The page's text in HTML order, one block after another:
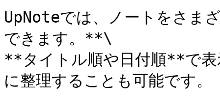
UpNoteでは、ノートをさま
できます。**\
**タイトル順や日付順**で
に整理することも可能です。